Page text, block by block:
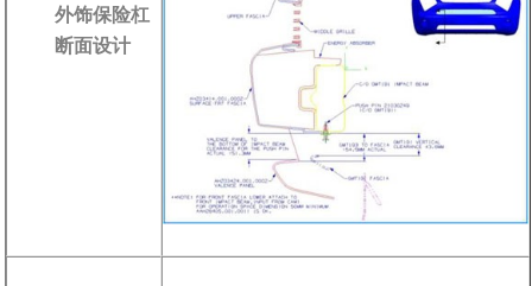
外饰保险杠
断面设计